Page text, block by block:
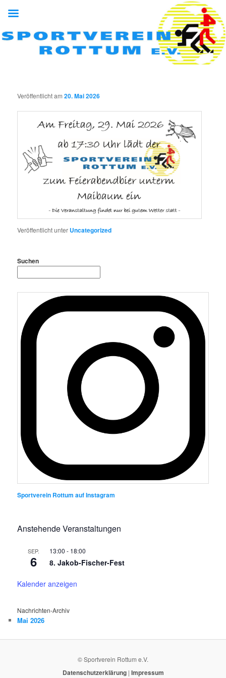
primären
springen
sekundären
springenSportverein Rottum e.V.
Veröffentlicht am20. Mai 2026
Veröffentlicht unter Uncategorized
Suchen
Sportverein Rottum auf Instagram
Anstehende Veranstaltungen
SEP.
6
13:00 - 18:00
8. Jakob-Fischer-Fest
Kalender anzeigen
Nachrichten-Archiv
Mai 2026
© Sportverein Rottum e.V.
Datenschutzerklärung| Impressum